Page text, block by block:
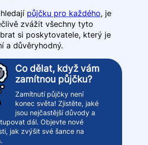
půjčku pro každého, je
zvážit všechny tyto
si poskytovatele, který je
a důvěryhodný.
Co dělat, když vám
zamítnou půjčku?
Zamítnutí půjčky není
konec světa! Zjistěte, jaké
jsou nejčastější důvody a
dál. Objevte nové
jak zvýšit své šance na